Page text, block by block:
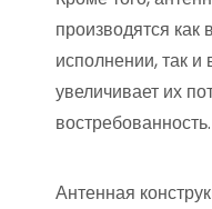
производятся как
исполнении, так и
увеличивает их
востребованность.
Антенная